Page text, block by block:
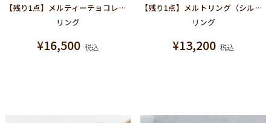
【残り1点】メルティーチョコレートリング（シルバー）
リング
¥16,500 税込
【残り1点】メルトリング（シルバーマーブル）
リング
¥13,200 税込